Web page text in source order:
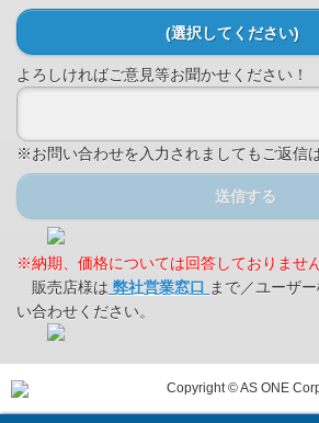
(選択してください)
よろしければご意見等お聞かせください！
※お問い合わせを入力されましてもご返信
送信する
※納期、価格については回答しておりません
販売店様は 弊社営業窓口 まで／ユーザ
い合わせください。
Copyright © AS ONE